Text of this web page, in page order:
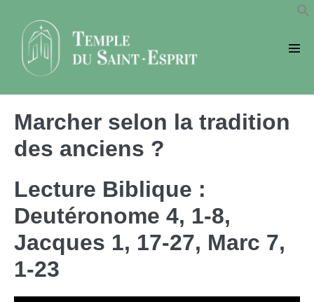
contenu
Marcher selon la tradition
des anciens ?
Lecture Biblique :
Deutéronome 4, 1-8,
Jacques 1, 17-27, Marc 7,
1-23